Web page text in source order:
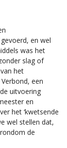
en wel
was het
slag of
het
een
uitvoering
en
het ‘kwetsende
wel stellen dat,
de